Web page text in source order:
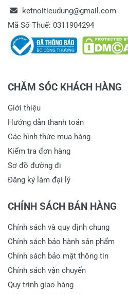
ketnoitieudung@gmail.com
Mã Số Thuế: 0311904294
CHĂM SÓC KHÁCH HÀNG
Giới thiệu
Hướng dẫn thanh toán
Các hình thức mua hàng
Kiểm tra đơn hàng
Sơ đồ đường đi
Đăng ký làm đại lý
CHÍNH SÁCH BÁN HÀNG
Chính sách và quy định chung
Chính sách bảo hành sản phẩm
Chính sách bảo mật thông tin
Chính sách vận chuyển
Quy trình giao hàng